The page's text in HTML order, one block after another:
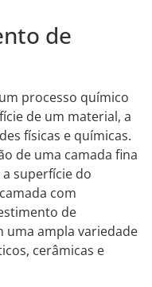
de
processo químico
de um material, a
físicas e químicas.
de uma camada fina
superfície do
com
de
uma ampla variedade
cerâmicas e